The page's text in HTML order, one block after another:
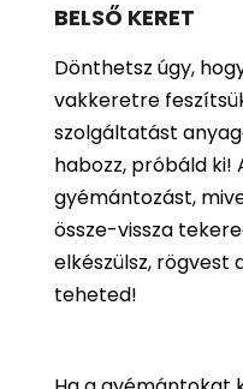
BELSŐ KERET
Dönthetsz úgy,
vakkeretre
szolgáltatást
habozz, próbáld
gyémántozást,
össze-vissza
elkészülsz, rögvest
teheted!